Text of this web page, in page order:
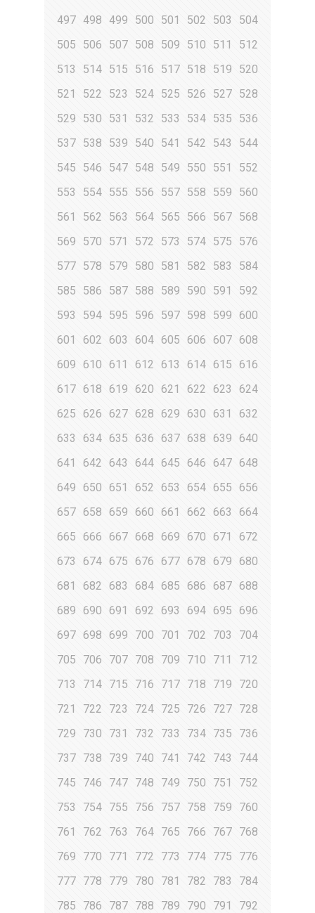
497 498 499 500 501 502 503
504
505
506 507 508 509 510 511
512
513
514 515 516 517 518 519
520
521
522 523 524 525 526 527 528
529
530 531 532 533 534 535
536
537 538 539 540 541 542 543
544
545
546 547 548 549 550 551
552
553
554 555 556 557 558 559
560
561
562 563 564 565 566 567 568
569
570 571 572 573 574 575
576
577 578 579 580 581 582 583
584
585
586 587 588 589 590 591
592
593
594 595 596 597 598 599
600
601
602 603 604 605 606 607 608
609
610 611 612 613 614 615
616
617 618 619 620 621 622 623
624
625
626 627 628 629 630 631
632
633
634 635 636 637 638 639 640
641
642 643 644 645 646 647 648
649
650 651 652 653 654 655 656
657 658 659 660 661 662 663
664
665
666 667 668 669 670 671
672
673
674 675 676 677 678 679
680
681
682 683 684 685 686 687 688
689
690 691 692 693 694 695
696
697 698 699 700 701 702 703
704
705
706 707 708 709 710 711
712
713
714 715 716 717 718 719
720
721
722 723 724 725 726 727 728
729
730 731 732 733 734 735
736
737 738 739 740 741 742 743
744
745
746 747 748 749 750 751
752
753
754 755 756 757 758 759
760
761
762 763 764 765 766 767 768
769
770 771 772 773 774 775
776
777 778 779 780 781 782 783
784
785
786 787 788 789 790 791
792